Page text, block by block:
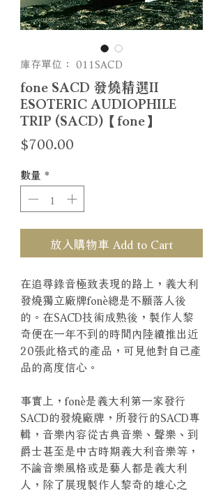
庫存單位： 011SACD
fone SACD 發燒精選II
ESOTERIC AUDIOPHILE
TRIP (SACD)【fone】
$700.00
數量 *
放入購物車 Add to Cart
在追尋錄音極致表現的路上，義大利
發燒獨立廠牌fonè總是不願落人後
的。在SACD技術成熟後，製作人黎
奇便在一年不到的時間內陸續推出近
20張此格式的產品，可見他對自己產
品的高度信心。
事實上，fonè是義大利第一家發行
SACD的發燒廠牌，所發行的SACD專
輯，音樂內容從古典音樂、聲樂、到
爵士甚至是中古時期義大利音樂等，
不論音樂風格或是藝人都是義大利
人，除了展現製作人黎奇的雄心之